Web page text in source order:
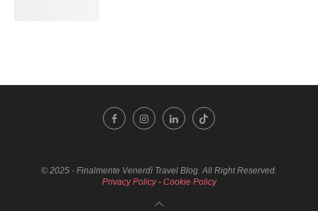
© 2025 - Finalmente Venerdì Travel Blog. All Right Reserved.
Privacy Policy- Cookie Policy